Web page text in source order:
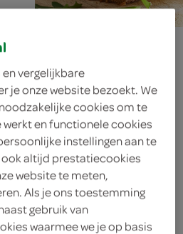
vergelijkbare
je onze website bezoekt. We
cookies om te
en functionele cookies
instellingen aan te
ook altijd prestatiecookies
website te meten,
Als je ons toestemming
gebruik van
waarmee we je op basis